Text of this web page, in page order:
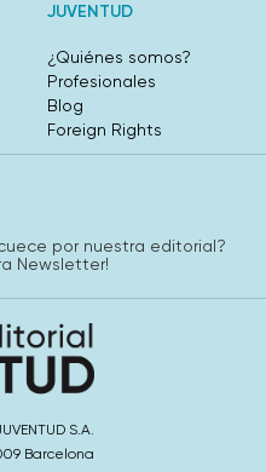
JUVENTUD
¿Quiénes somos?
Profesionales
Blog
Foreign Rights
por nuestra editorial?
Newsletter!
S.A.
Barcelona